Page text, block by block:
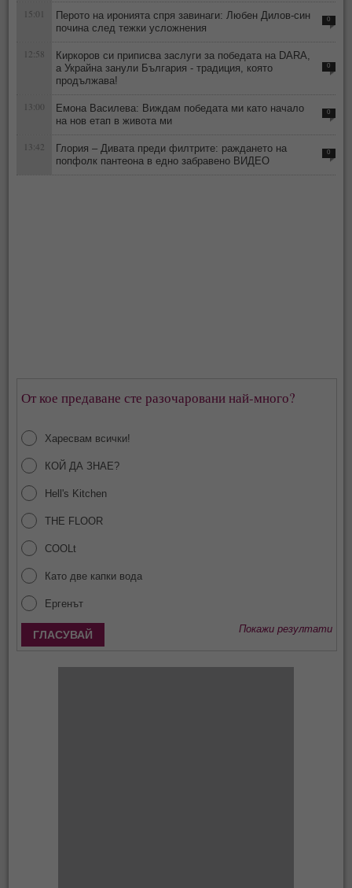
15:01
Перото на иронията спря завинаги: Любен Дилов-син
почина след тежки усложнения
0
12:58
Киркоров си приписва заслуги за победата на DARA,
а Украйна занули България - традиция, която
продължава!
0
13:00
Емона Василева: Виждам победата ми като начало
на нов етап в живота ми
0
13:42
Глория – Дивата преди филтрите: раждането на
попфолк пантеона в едно забравено ВИДЕО
0
От кое предаване сте разочаровани най-много?
Харесвам всички!
КОЙ ДА ЗНАЕ?
Hell's Kitchen
THE FLOOR
COOLt
Като две капки вода
Ергенът
Покажи резултати